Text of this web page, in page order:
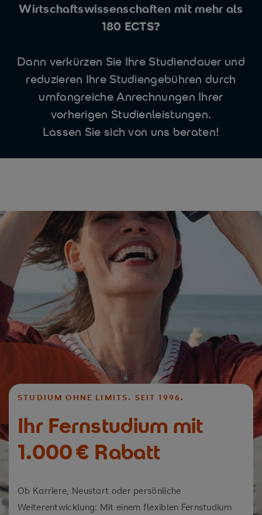
Wirtschaftswissenschaften mit mehr als
180 ECTS?
Dann verkürzen Sie Ihre Studiendauer und
reduzieren Ihre Studiengebühren durch
umfangreiche Anrechnungen Ihrer
vorherigen Studienleistungen.
Lassen Sie sich von uns beraten!
STUDIUM OHNE LIMITS. SEIT 1996.
Ihr Fernstudium mit
1.000 € Rabatt
Ob Karriere, Neustart oder persönliche
Weiterentwicklung: Mit einem flexiblen Fernstudium